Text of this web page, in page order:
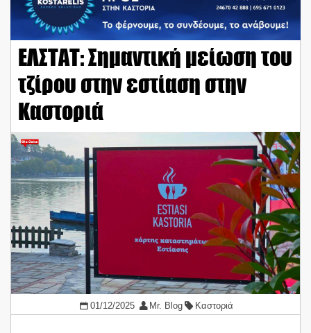
ΕΛΣΤΑΤ: Σημαντική μείωση του
τζίρου στην εστίαση στην
Καστοριά
01/12/2025 Mr. Blog Καστοριά